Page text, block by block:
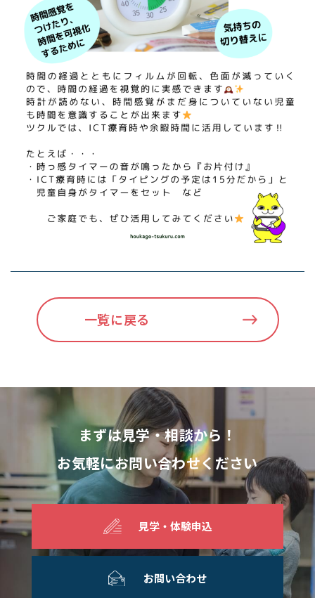
一覧に戻る
まずは見学・相談から！
お気軽にお問い合わせください
見学・体験申込
お問い合わせ